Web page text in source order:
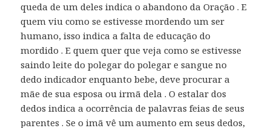
queda de um deles indica o abandono da Oração . E
quem viu como se estivesse mordendo um ser
humano, isso indica a falta de educação do
mordido . E quem quer que veja como se estivesse
saindo leite do polegar do polegar e sangue no
dedo indicador enquanto bebe, deve procurar a
mãe de sua esposa ou irmã dela . O estalar dos
dedos indica a ocorrência de palavras feias de seus
parentes . Se o imã vê um aumento em seus dedos,